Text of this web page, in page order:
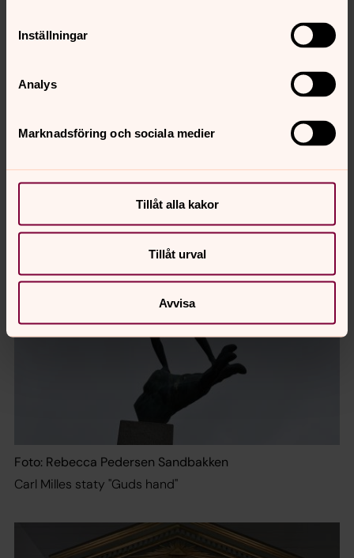
Inställningar
Analys
Marknadsföring och sociala medier
Tillåt alla kakor
Tillåt urval
Avvisa
Foto: Tommy Hvitfeldt
Krucifix Normlösa kyrka
Foto: Rebecca Pedersen Sandbakken
Carl Milles staty "Guds hand"